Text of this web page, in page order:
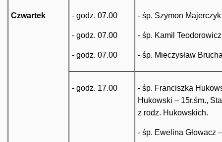
Czwartek - godz. 07.00
- godz. 07.00
- godz. 07.00
- śp. Szymon
- śp. Kamil
- śp. Mieczysław
- godz. 17.00
- śp. Franciszka
Hukowski – 15r.śm.,
z rodz. Hukowskich.
- śp. Ewelina Głowacz